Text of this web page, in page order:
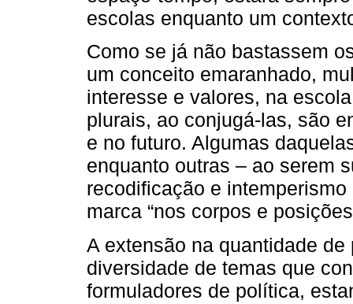
escolas enquanto um
Como se já não bastassem
um conceito emaranhado,
interesse e valores, na
plurais, ao conjugá-las, são
e no futuro. Algumas
enquanto outras – ao serem
recodificação e
marca “nos corpos e
A extensão na quantidade
diversidade de temas que
formuladores de política,